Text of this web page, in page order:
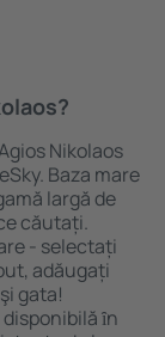
Nikolaos
Baza mare
largă de
căutați.
- selectați
adăugați
gata!
ȋn